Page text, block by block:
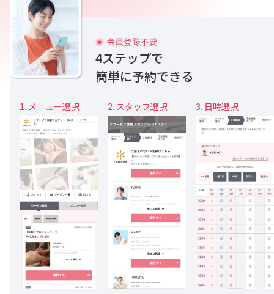
4ステップで
簡単に予約できる
1. メニュー選択 2. スタッフ選択 3. 日時選択